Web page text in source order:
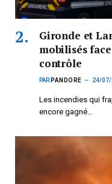
Gironde et
mobilisés
contrôle
PAR PANDORE 24/
Les incendies qui
encore gagné…